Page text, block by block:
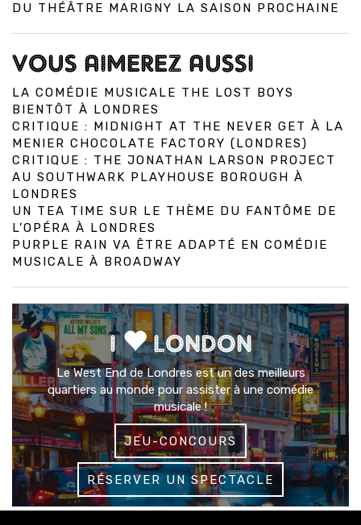
DU THÉÂTRE MARIGNY LA SAISON PROCHAINE
VOUS AIMEREZ AUSSI
LA COMÉDIE MUSICALE THE LOST BOYS
BIENTÔT À LONDRES
CRITIQUE : MIDNIGHT AT THE NEVER GET À LA
MENIER CHOCOLATE FACTORY (LONDRES)
CRITIQUE : THE JONATHAN LARSON PROJECT
AU SOUTHWARK PLAYHOUSE BOROUGH À
LONDRES
UN TEA TIME SUR LE THÈME DU FANTÔME DE
L’OPÉRA À LONDRES
PURPLE RAIN VA ÊTRE ADAPTÉ EN COMÉDIE
MUSICALE À BROADWAY
I LONDON
Le West End de Londres est un des meilleurs
quartiers au monde pour assister à une comédie
musicale !
JEU-CONCOURS
RÉSERVER UN SPECTACLE